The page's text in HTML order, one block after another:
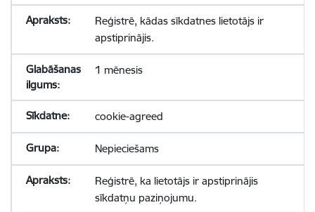
Reģistrē, kādas sīkdatnes lietotājs ir
apstiprinājis.
1 mēnesis
cookie-agreed
Nepieciešams
Reģistrē, ka lietotājs ir apstiprinājis
sīkdatņu paziņojumu.